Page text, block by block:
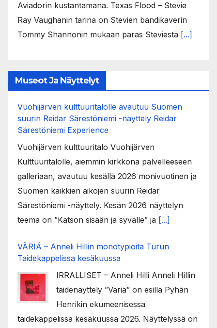
Aviadorin kustantamana. Texas Flood – Stevie
Ray Vaughanin tarina on Stevien bändikaverin
Tommy Shannonin mukaan paras Steviestä [...]
Museot Ja Näyttelyt
Vuohijärven kulttuuritalolle avautuu Suomen
suurin Reidar Särestöniemi -näyttely Reidar
Särestöniemi Experience
Vuohijärven kulttuuritalo Vuohijärven
Kulttuuritalolle, aiemmin kirkkona palvelleeseen
galleriaan, avautuu kesällä 2026 monivuotinen ja
Suomen kaikkien aikojen suurin Reidar
Särestöniemi -näyttely. Kesän 2026 näyttelyn
teema on ”Katson sisään ja syvälle” ja [...]
VÄRIÄ – Anneli Hillin monotypioita Turun
Taidekappelissa kesäkuussa
IRRALLISET – Anneli Hilli Anneli Hillin
taidenäyttely ”Väriä” on esillä Pyhän
Henrikin ekumeenisessa
taidekappelissa kesäkuussa 2026. Näyttelyssä on